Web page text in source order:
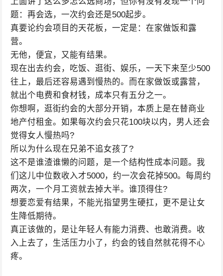
题：再会选，一次约会还是500起步。
真要论约会项目的天花板，一定是：在家做饭和露
营。
无他，便宜，又能有结果。
现在出去约会，吃饭、逛街、娱乐，一天下来至少500
往上，最后还容易遇到慢热的。而在家做饭或露营，
就出个电费和食材钱，成本只有五分之一。
你想啊，逛街约会的大部分开销，本质上是在替商业
地产付租金。如果每次约会只花100块以内，男人还会
觉得女人慢热吗?
所以为什么现在兄弟不追女孩了?
这不是谁渣谁懒的问题，是一个结构性成本问题。我
们这儿中位数收入才5000，约一次会花掉500。每周约
两次，一个月工资就去掉大半。谁顶得住?
想要恋爱有结果，不能光指望男生硬扛，更不是让女
生降低期待。
真正该做的，是让年轻人有能力消费、也敢消费。收
入上去了，生活压力小了，约会的钱自然就花得不心
疼。